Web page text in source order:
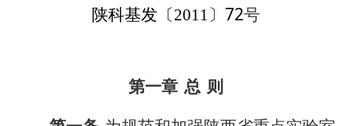
陕科基发〔2011〕72号
第一章 总 则